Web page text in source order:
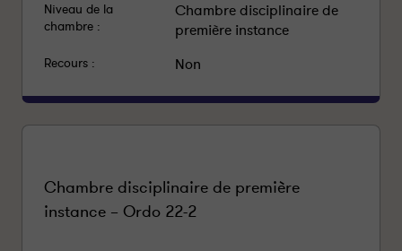
Niveau de la
chambre :
Chambre disciplinaire de
première instance
Recours : Non
Chambre disciplinaire de première
instance – Ordo 22-2